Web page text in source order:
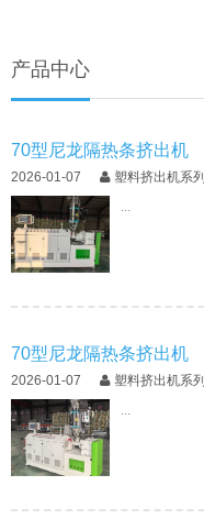
产品中心
70型尼龙隔热条挤出机
2026-01-07 塑料挤出机系列
...
70型尼龙隔热条挤出机
2026-01-07 塑料挤出机系列
...